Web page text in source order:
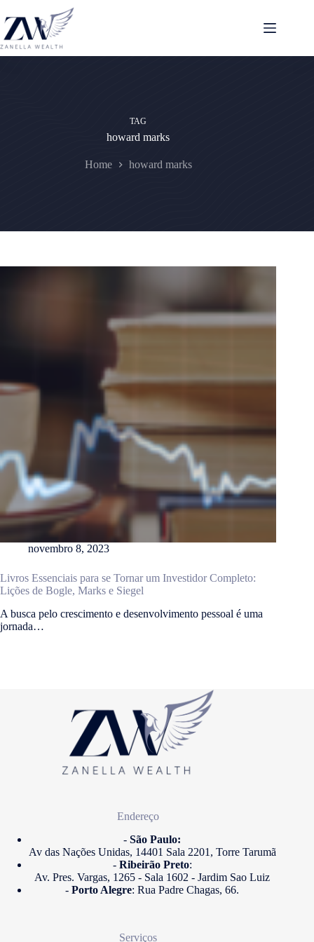
para
conteúdo
TAG
howard marks
Home howard marks
novembro 8, 2023
Livros Essenciais para se Tornar um Investidor Completo:
Lições de Bogle, Marks e Siegel
A busca pelo crescimento e desenvolvimento pessoal é uma
jornada…
Endereço
- São Paulo:
Av das Nações Unidas, 14401 Sala 2201, Torre Tarumã
-Ribeirão Preto:
Av. Pres. Vargas, 1265 - Sala 1602 - Jardim Sao Luiz
-Porto Alegre: Rua Padre Chagas, 66.
Serviços